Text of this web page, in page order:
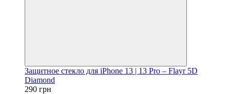
Защитное стекло для iPhone 13 | 13 Pro – Flayr 5D
Diamond
290 грн